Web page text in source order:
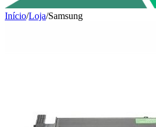
Início/Loja/Samsung